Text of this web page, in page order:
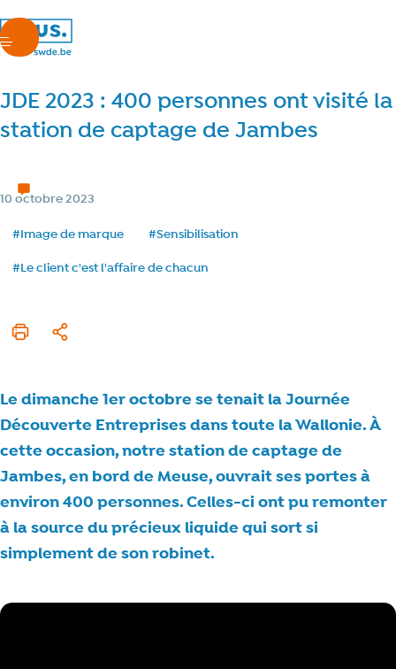
nous.swde
menu
JDE 2023 : 400 personnes ont visité la
station de captage de Jambes
Catégorie Temps de lecture
Date de publication
10 octobre 2023
Tags
#Image de marque #Sensibilisation
#Le client c'est l'affaire de chacun
Imprimer cet article
Partager
Le dimanche 1er octobre se tenait la Journée
Découverte Entreprises dans toute la Wallonie. À
cette occasion, notre station de captage de
Jambes, en bord de Meuse, ouvrait ses portes à
environ 400 personnes. Celles-ci ont pu remonter
à la source du précieux liquide qui sort si
simplement de son robinet.